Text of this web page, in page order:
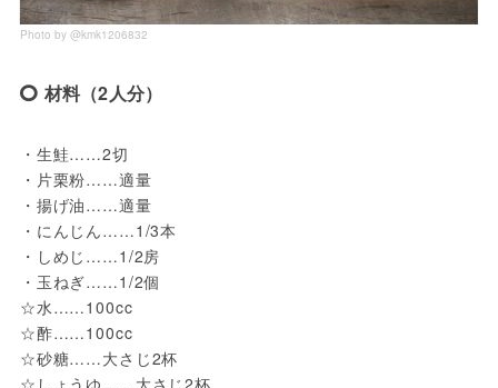
Photo by @kmk1206832
材料（2人分）
・生鮭……2切
・片栗粉……適量
・揚げ油……適量
・にんじん……1/3本
・しめじ……1/2房
・玉ねぎ……1/2個
☆水……100cc
☆酢……100cc
☆砂糖……大さじ2杯
☆しょうゆ……大さじ2杯